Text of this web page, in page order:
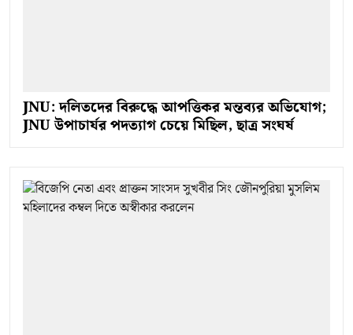
JNU: দলিতদের বিরুদ্ধে আপত্তিকর মন্তব্যর অভিযোগ;
JNU উপাচার্যর পদত্যাগ চেয়ে মিছিল, ছাত্র সংঘর্ষ